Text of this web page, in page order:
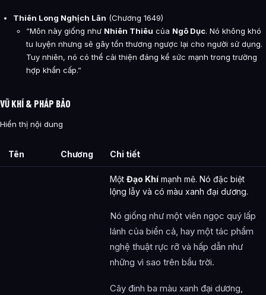
Thiên Long Nghịch Lân (Chương 1649)
“Môn này giống như Nhiên Thiêu của Ngô Dục. Nó không khó
tu luyện nhưng sẽ gây tổn thương ngược lại cho người sử dụng.
Tuy nhiên, nó có thể cải thiện đáng kể sức mạnh trong trường
hợp khẩn cấp.”
VŨ KHÍ & PHÁP BẢO
Hiển thị nội dung
Tên Chương Chi tiết
Một Đạo Khí mạnh mẽ. Nó đặc biệt
lộng lẫy và có màu xanh đại dương.
Nó giống như một viên ngọc quý lấp
lánh của biển cả, hay một tác phẩm
nghệ thuật rực rỡ và hấp dẫn như
những vì sao trên bầu trời.
Cây đinh ba màu xanh đại dương,